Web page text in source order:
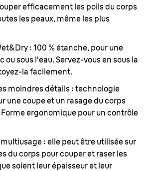
efficacement les poils du corps
les peaux, même les plus
: 100 % étanche, pour une
ou sous l'eau. Servez-vous en sous la
la facilement.
moindres détails : technologie
une coupe et un rasage du corps
ergonomique pour un contrôle
: elle peut être utilisée sur
du corps pour couper et raser les
soient leur épaisseur et leur